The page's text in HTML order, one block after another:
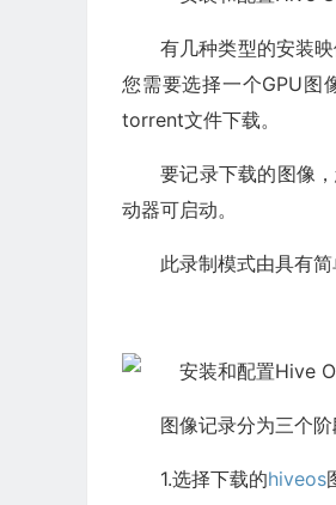
有几种类型的安装
您需要选择一个GPU图
torrent文件下载。
要记录下载的图像
动器可启动。
此录制模式由具有
图像记录分为三个阶
1.选择下载的hiveos